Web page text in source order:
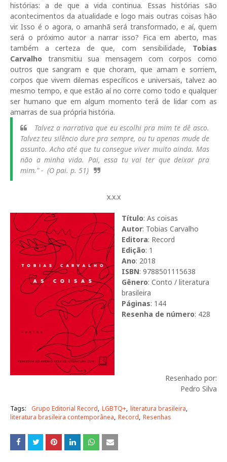
histórias: a de que a vida continua. Essas histórias são
acontecimentos da atualidade e logo mais outras coisas hão
vir. Isso é o agora, o amanhã será transformado, e aí, quem
será o próximo autor a narrar isso? Fica em aberto, mas
também a certeza de que, com sensibilidade, Tobias
Carvalho transmitiu sua mensagem com corpos como
outros que sangram e que choram, que amam e sorriem,
corpos que vivem dilemas específicos e universais, talvez ao
mesmo tempo, e que estão aí no corre como todo e qualquer
ser humano que em algum momento terá de lidar com as
amarras de sua própria história.
Talvez a narrativa que eu escolhi pra mim te dê asco.
Talvez teu silêncio dure pra sempre, ou tu apenas mude de
assunto. Acho até que tu consegue viver muito ainda. Mas
não a minha vida. Pai, essa tu vai ter que deixar pra
mim." - (O pai. p. 51)
x.x.x
Título: As coisas
Autor: Tobias Carvalho
Editora: Record
Edição: 1
Ano: 2018
ISBN: 9788501115638
Gênero: Conto / literatura
brasileira
Páginas: 144
Resenha de número: 428
Resenhado por:
Pedro Silva
Tags: Grupo Editorial Record LGBTQ+ literatura brasileira
literatura brasileira contemporânea Record Resenhas